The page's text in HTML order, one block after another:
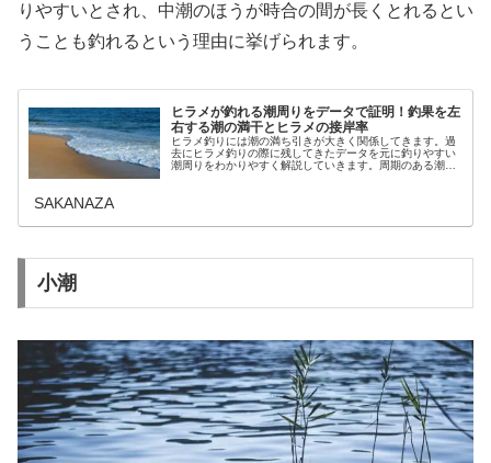
りやすいとされ、中潮のほうが時合の間が長くとれるとい
うことも釣れるという理由に挙げられます。
ヒラメが釣れる潮周りをデータで証明！釣果を左
右する潮の満干とヒラメの接岸率
ヒラメ釣りには潮の満ち引きが大きく関係してきます。過
去にヒラメ釣りの際に残してきたデータを元に釣りやすい
潮周りをわかりやすく解説していきます。周期のある潮で
SAKANAZA
小潮